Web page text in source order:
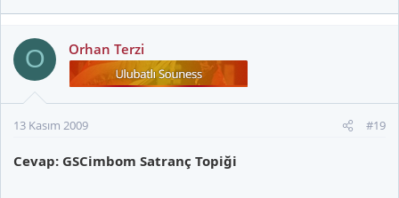
O Orhan Terzi
13 Kasım 2009 #19
Cevap: GSCimbom Satranç Topiği